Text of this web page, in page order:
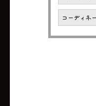
コーディネ